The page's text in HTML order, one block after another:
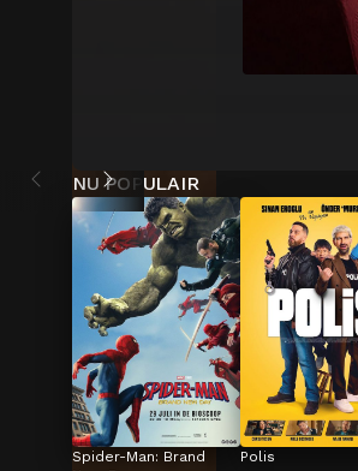
NU POPULAIR
Spider-Man: Brand
Polis